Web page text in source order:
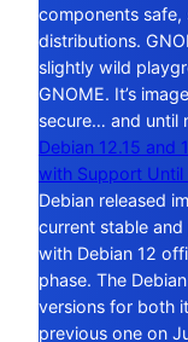
components safe,
distributions.
slightly wild
GNOME. It’s
secure… and
Debian 12.15 and
with Support
Debian released
current stable and
with Debian 12
phase. The
versions for both
previous one on